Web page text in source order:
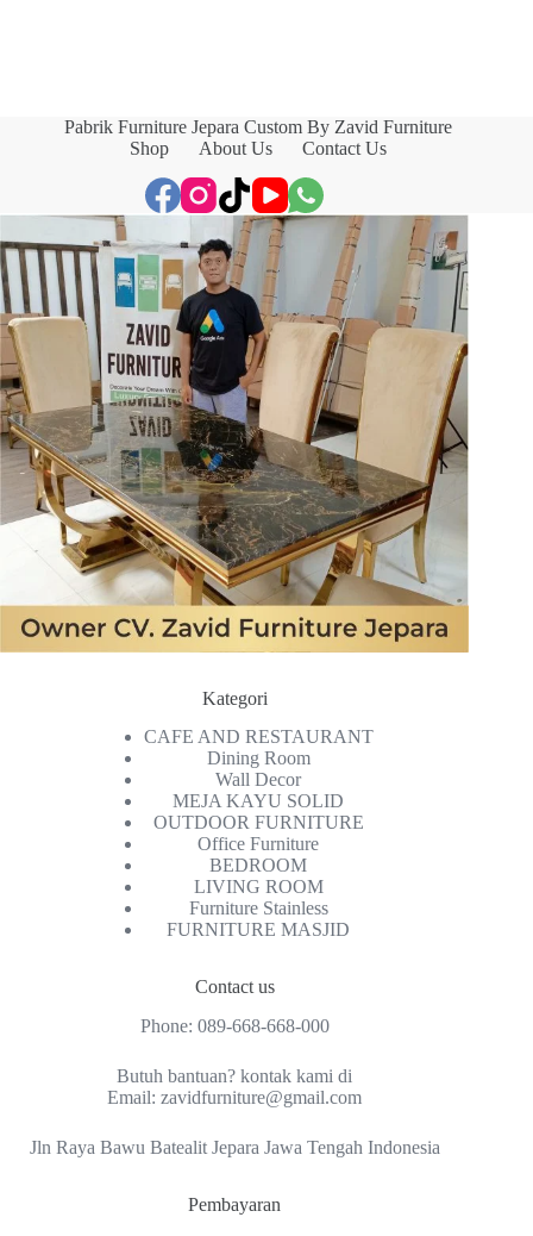
Pabrik Furniture Jepara Custom By Zavid Furniture
Shop
About Us Contact Us
Kategori
CAFE AND RESTAURANT
Dining Room
Wall Decor
MEJA KAYU SOLID
OUTDOOR FURNITURE
Office Furniture
BEDROOM
LIVING ROOM
Furniture Stainless
FURNITURE MASJID
Contact us
Phone: 089-668-668-000
Butuh bantuan? kontak kami di
Email:zavidfurniture@gmail.com
Jln Raya Bawu Batealit Jepara Jawa Tengah Indonesia
Pembayaran